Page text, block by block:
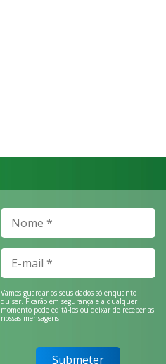
Vamos guardar os seus dados só enquanto
quiser. Ficarão em segurança e a qualquer
momento pode editá-los ou deixar de receber as
nossas mensagens.